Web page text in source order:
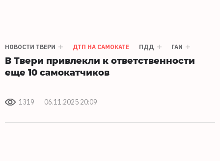
НОВОСТИ ТВЕРИ ДТП НА САМОКАТЕ ПДД ГАИ
В Твери привлекли к ответственности
еще 10 самокатчиков
1319 06.11.2025 20:09